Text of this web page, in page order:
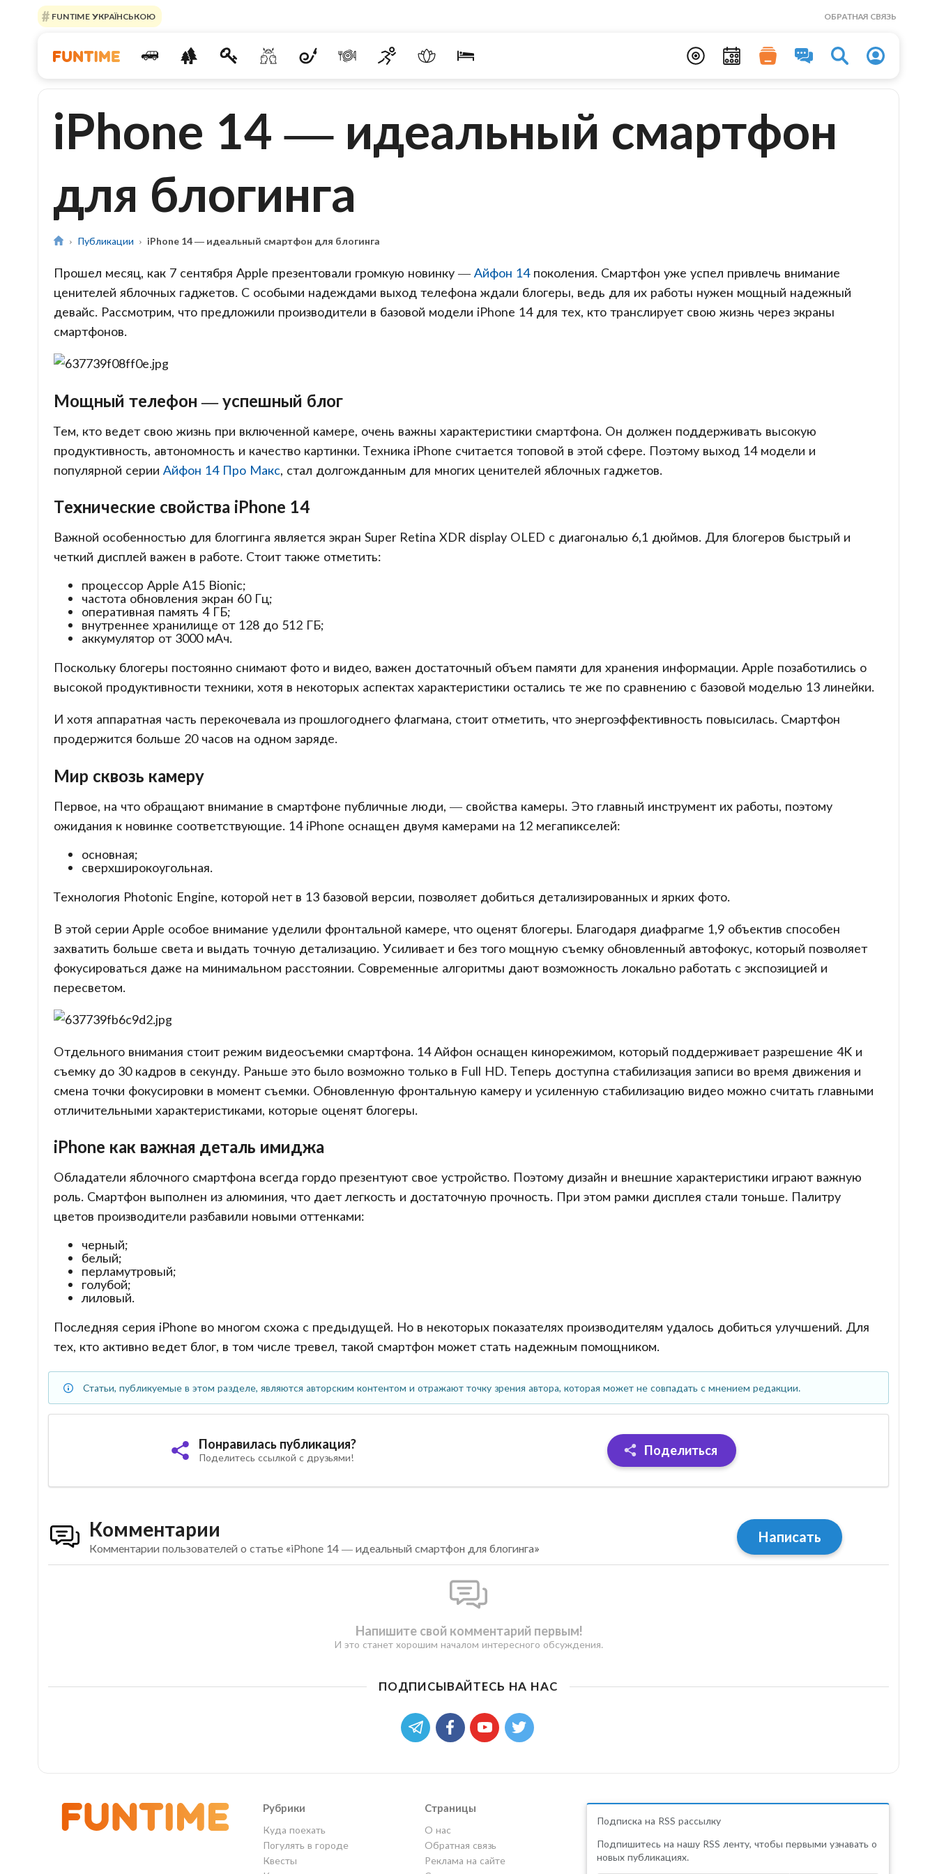
FUNTIME УКРАЇНСЬКОЮ ОБРАТНАЯ СВЯЗЬ
iPhone 14 — идеальный смартфон
для блогинга
Публикации iPhone 14 — идеальный смартфон для блогинга
Прошел месяц, как 7 сентября Apple презентовали громкую новинку —Айфон 14поколения. Смартфон уже успел привлечь внимание
ценителей яблочных гаджетов. С особыми надеждами выход телефона ждали блогеры, ведь для их работы нужен мощный надежный
девайс. Рассмотрим, что предложили производители в базовой модели iPhone 14 для тех, кто транслирует свою жизнь через экраны
смартфонов.
Мощный телефон — успешный блог
Тем, кто ведет свою жизнь при включенной камере, очень важны характеристики смартфона. Он должен поддерживать высокую
продуктивность, автономность и качество картинки. Техника iPhone считается топовой в этой сфере. Поэтому выход 14 модели и
популярной серии Айфон 14 Про Макс, стал долгожданным для многих ценителей яблочных гаджетов.
Технические свойства iPhone 14
Важной особенностью для блоггинга является экран Super Retina XDR display OLED с диагональю 6,1 дюймов. Для блогеров быстрый и
четкий дисплей важен в работе. Стоит также отметить:
процессор Apple A15 Bionic;
частота обновления экран 60 Гц;
оперативная память 4 ГБ;
внутреннее хранилище от 128 до 512 ГБ;
аккумулятор от 3000 мАч.
Поскольку блогеры постоянно снимают фото и видео, важен достаточный объем памяти для хранения информации. Apple позаботились о
высокой продуктивности техники, хотя в некоторых аспектах характеристики остались те же по сравнению с базовой моделью 13 линейки.
И хотя аппаратная часть перекочевала из прошлогоднего флагмана, стоит отметить, что энергоэффективность повысилась. Смартфон
продержится больше 20 часов на одном заряде.
Мир сквозь камеру
Первое, на что обращают внимание в смартфоне публичные люди, — свойства камеры. Это главный инструмент их работы, поэтому
ожидания к новинке соответствующие. 14 iPhone оснащен двумя камерами на 12 мегапикселей:
основная;
сверхширокоугольная.
Технология Photonic Engine, которой нет в 13 базовой версии, позволяет добиться детализированных и ярких фото.
В этой серии Apple особое внимание уделили фронтальной камере, что оценят блогеры. Благодаря диафрагме 1,9 объектив способен
захватить больше света и выдать точную детализацию. Усиливает и без того мощную съемку обновленный автофокус, который позволяет
фокусироваться даже на минимальном расстоянии. Современные алгоритмы дают возможность локально работать с экспозицией и
пересветом.
Отдельного внимания стоит режим видеосъемки смартфона. 14 Айфон оснащен кинорежимом, который поддерживает разрешение 4K и
съемку до 30 кадров в секунду. Раньше это было возможно только в Full HD. Теперь доступна стабилизация записи во время движения и
смена точки фокусировки в момент съемки. Обновленную фронтальную камеру и усиленную стабилизацию видео можно считать главными
отличительными характеристиками, которые оценят блогеры.
iPhone как важная деталь имиджа
Обладатели яблочного смартфона всегда гордо презентуют свое устройство. Поэтому дизайн и внешние характеристики играют важную
роль. Смартфон выполнен из алюминия, что дает легкость и достаточную прочность. При этом рамки дисплея стали тоньше. Палитру
цветов производители разбавили новыми оттенками:
черный;
белый;
перламутровый;
голубой;
лиловый.
Последняя серия iPhone во многом схожа с предыдущей. Но в некоторых показателях производителям удалось добиться улучшений. Для
тех, кто активно ведет блог, в том числе тревел, такой смартфон может стать надежным помощником.
Статьи, публикуемые в этом разделе, являются авторским контентом и отражают точку зрения автора, которая может не совпадать с мнением редакции.
Понравилась публикация?
Поделитесь ссылкой с друзьями! Поделиться
Комментарии
Комментарии пользователей о статье «iPhone 14 — идеальный смартфон для блогинга»
Написать
Напишите свой комментарий первым!
И это станет хорошим началом интересного обсуждения.
ПОДПИСЫВАЙТЕСЬ НА НАС
Рубрики
Куда поехать
Погулять в городе
Квесты
Страницы
О нас
Обратная связь
Реклама на сайте
Подписка на RSS рассылку
Подпишитесь на нашу RSS ленту, чтобы первыми узнавать о
новых публикациях.